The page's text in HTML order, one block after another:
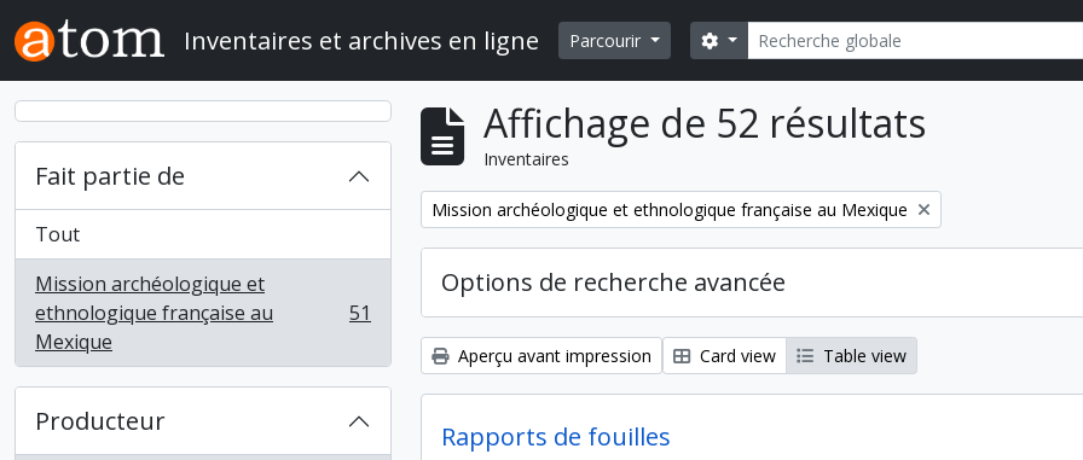
Skip to main content
Inventaires et archives en ligne Parcourir Rechercher
Search options
Fait partie de
Tout
Mission archéologique et
ethnologique française au
Mexique
, 51 résultats 51
Producteur
Affichage de 52 résultats
Inventaires
Remove filter:
Mission archéologique et ethnologique française au Mexique
Options de recherche avancée
Aperçu avant impression Card view Table view
Rapports de fouilles